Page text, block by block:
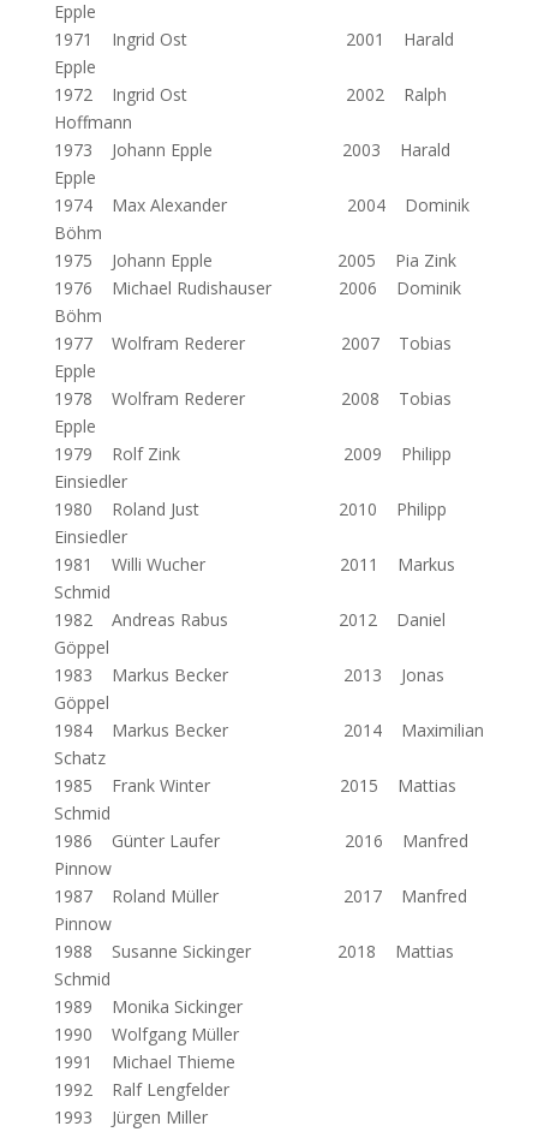
Epple
1971 Ingrid Ost 2001 Harald
Epple
1972 Ingrid Ost 2002 Ralph
Hoffmann
1973 Johann Epple 2003 Harald
Epple
1974 Max Alexander 2004 Dominik
Böhm
1975 Johann Epple 2005 Pia Zink
1976 Michael Rudishauser 2006 Dominik
Böhm
1977 Wolfram Rederer 2007 Tobias
Epple
1978 Wolfram Rederer 2008 Tobias
Epple
1979 Rolf Zink 2009 Philipp
Einsiedler
1980 Roland Just 2010 Philipp
Einsiedler
1981 Willi Wucher 2011 Markus
Schmid
1982 Andreas Rabus 2012 Daniel
Göppel
1983 Markus Becker 2013 Jonas
Göppel
1984 Markus Becker 2014 Maximilian
Schatz
1985 Frank Winter 2015 Mattias
Schmid
1986 Günter Laufer 2016 Manfred
Pinnow
1987 Roland Müller 2017 Manfred
Pinnow
1988 Susanne Sickinger 2018 Mattias
Schmid
1989 Monika Sickinger
1990 Wolfgang Müller
1991 Michael Thieme
1992 Ralf Lengfelder
1993 Jürgen Miller